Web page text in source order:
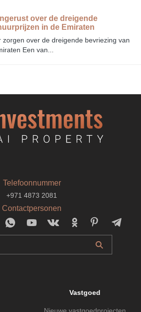
over de dreigende
in de Emiraten
zorgen over de dreigende bevriezing van
Een van...
Telefoonnummer
+971 4873 2081
Contactpersonen
Vastgoed
Nieuwe vastgoedprojecten